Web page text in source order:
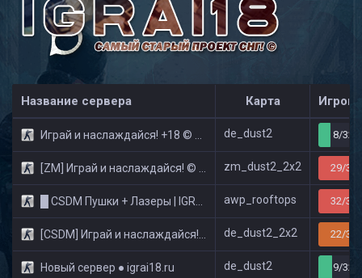
Название сервера Карта
Играй и наслаждайся! +18 © Public de_dust2 8/32
[ZM] Играй и наслаждайся! © Zombie Show zm_dust2_2x2 29/32
█ CSDM Пушки + Лазеры | IGRAI18.RU ツ █ awp_rooftops 32/32
[CSDM] Играй и наслаждайся! © Classic de_dust2_2x2 22/32
Новый сервер ● igrai18.ru de_dust2 9/32